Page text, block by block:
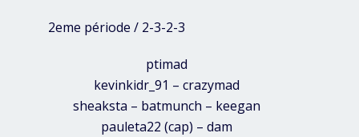
2eme période / 2-3-2-3
ptimad
kevinkidr_91 – crazymad
sheaksta – batmunch – keegan
pauleta22 (cap) – dam